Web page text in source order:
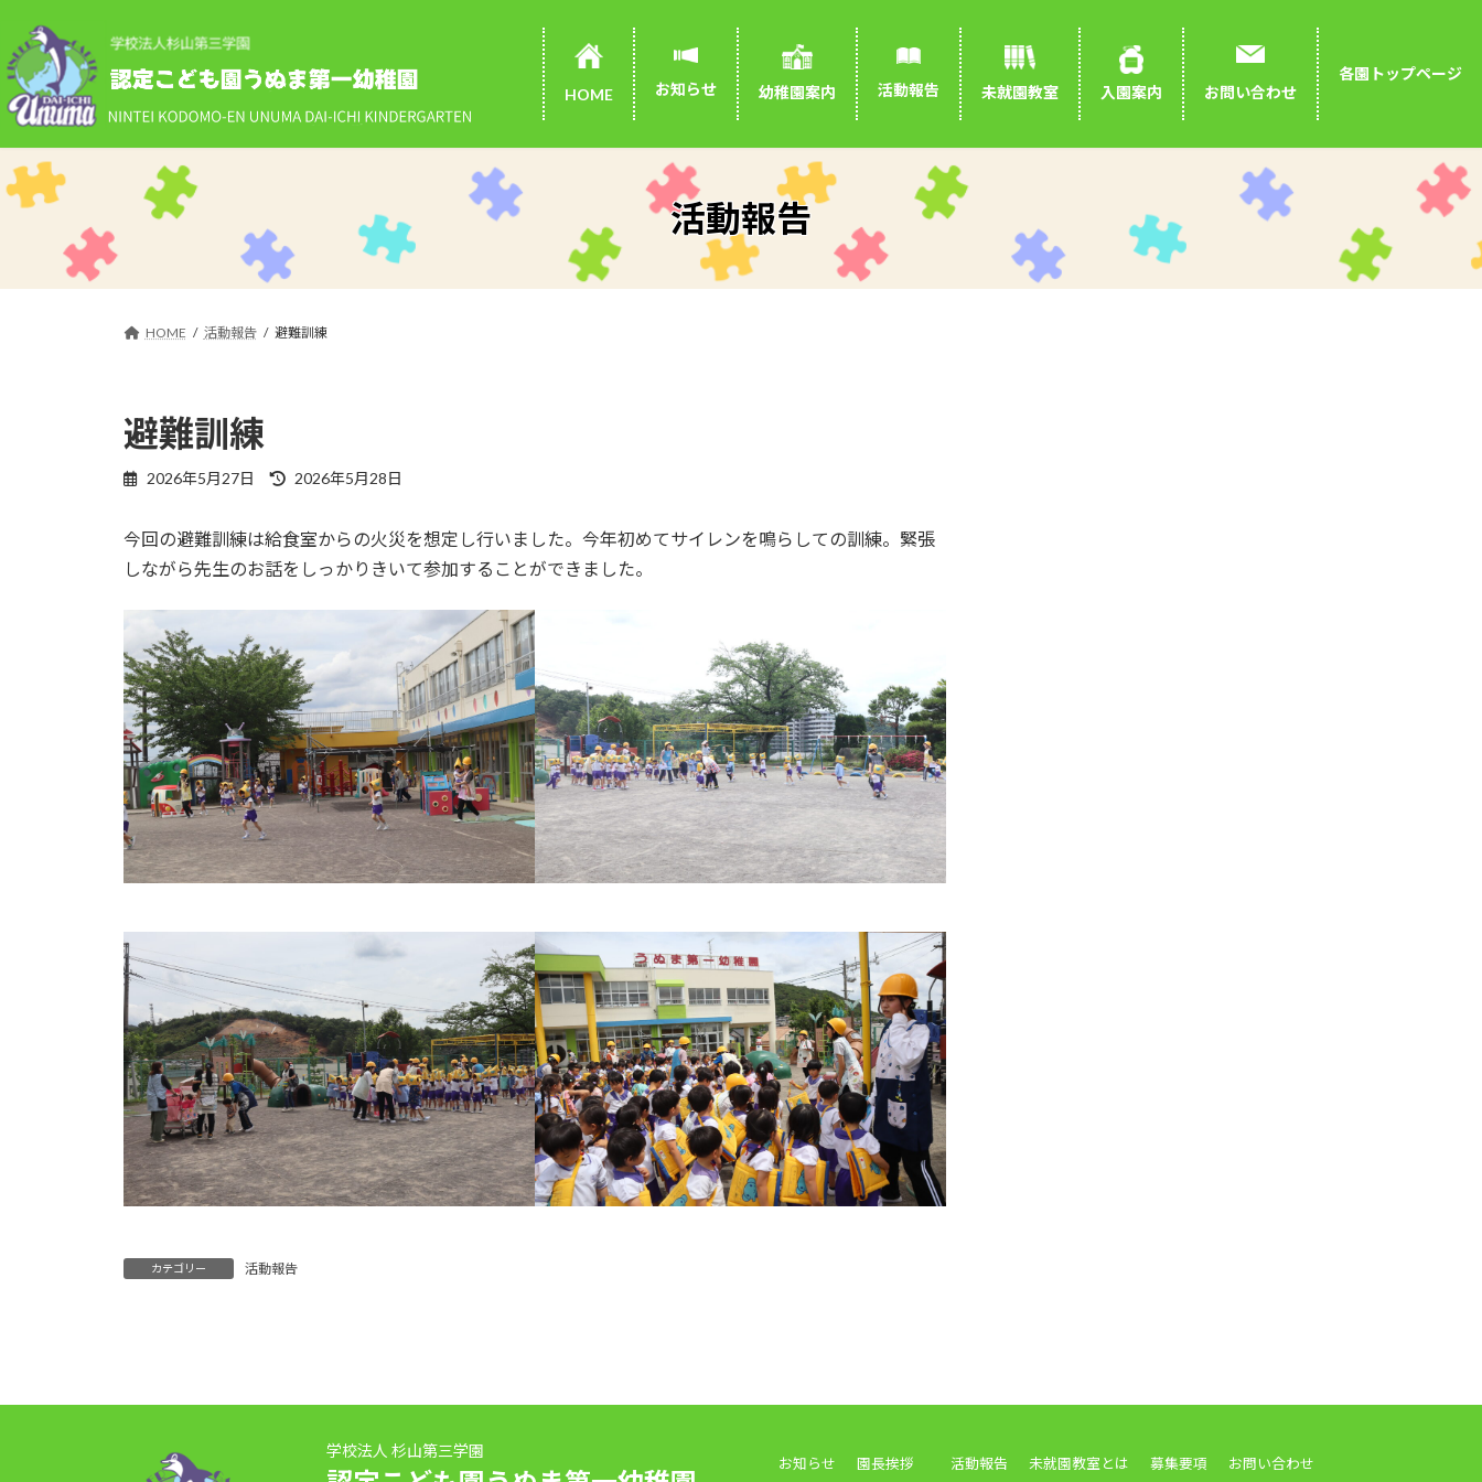
テ
ン
ツ
へ
ス
キ
ゲ
ー
シ
ョ
ン
に
HOME お知らせ 幼稚園案内 活動報告 未就園教室 入園案内 お問い合わせ
各園トップページ
活動報告
HOME 活動報告 避難訓練
避難訓練
2026年5月27日
最
新
日
:
2026年5月28日
今回の避難訓練は給食室からの火災を想定し行いました。今年初めてサイレンを鳴らしての訓練。緊張
しながら先生のお話をしっかりきいて参加することができました。
カテゴリー 活動報告
学校法人 杉山第三学園
お知らせ 園長挨拶 活動報告 未就園教室とは 募集要項 お問い合わせ